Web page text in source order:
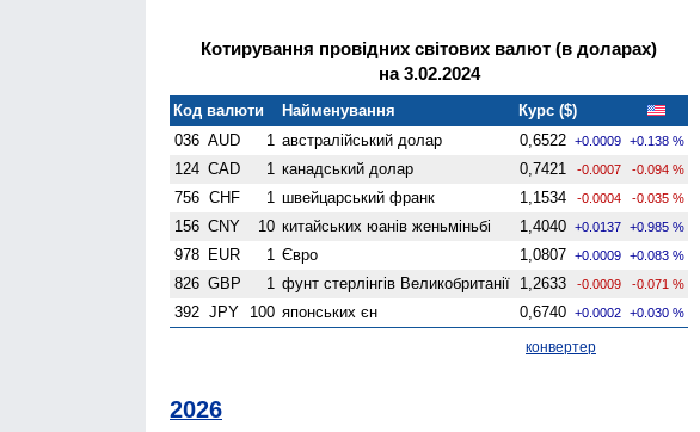
Котирування провідних світових валют (в доларах)
на 3.02.2024
Код валюти Найменування
Курс ($)
036 AUD 1 австралійський долар 0,6522 +0.0009 +0.138 %
124 CAD 1 канадський долар 0,7421 -0.0007 -0.094 %
756 CHF 1 швейцарський франк 1,1534 -0.0004 -0.035 %
156 CNY 10 китайських юанів женьмiньбi 1,4040 +0.0137 +0.985 %
978 EUR 1 Євро 1,0807 +0.0009 +0.083 %
826 GBP 1 фунт стерлінгів Велико­британії 1,2633 -0.0009 -0.071 %
392 JPY 100 японських єн 0,6740 +0.0002 +0.030 %
конвертер
2026